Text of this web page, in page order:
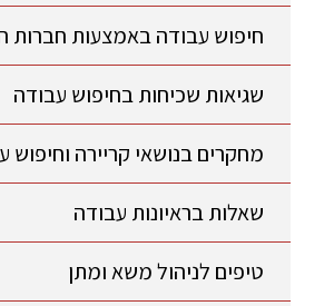
חיפוש עבודה באמצעות
שגיאות שכיחות בחיפוש עבודה
מחקרים בנושאי קריירה וחיפוש
שאלות בראיונות עבודה
טיפים לניהול משא ומתן